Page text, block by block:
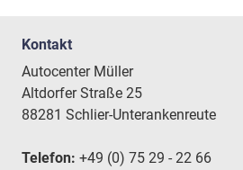
Kontakt
Autocenter Müller
Altdorfer Straße 25
88281 Schlier-Unterankenreute
Telefon: +49 (0) 75 29 - 22 66